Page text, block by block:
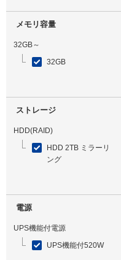
メモリ容量
32GB～
32GB
ストレージ
HDD(RAID)
HDD 2TB ミラーリ
ング
電源
UPS機能付電源
UPS機能付520W